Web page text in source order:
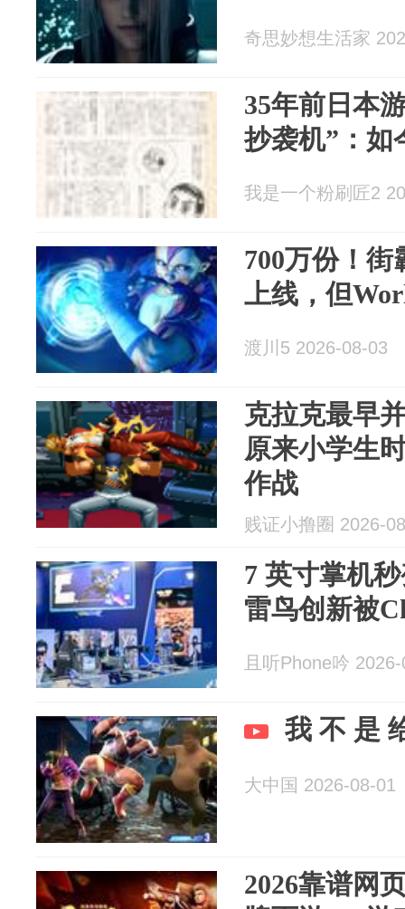
奇思妙想生活家
35年前日本
抄袭机”：如
我是一个粉刷匠2
700万份！街
上线，但
渡川5 2026-08-03
克拉克最早
原来小学生
作战
贱证小撸圈 2026-
7 英寸掌机
雷鸟创新被
且听Phone吟
我 不 是
大中国 2026-08-01
2026靠谱网